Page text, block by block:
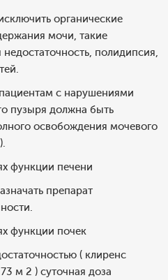
органические
мочи, такие
полидипсия,
с нарушениями
пузыря должна быть
освобождения мочевого
функции печени
препарат
функции почек
( клиренс
м 2 ) суточная доза